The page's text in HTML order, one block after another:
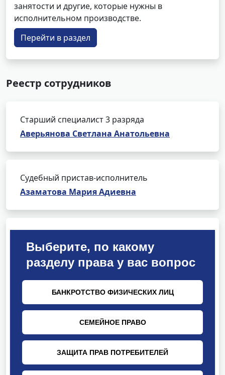
занятости и другие, которые нужны в
исполнительном производстве.
Перейти в раздел
Реестр сотрудников
Старший специалист 3 разряда
Аверьянова Светлана Анатольевна
Судебный пристав-исполнитель
Азаматова Мария Адиевна